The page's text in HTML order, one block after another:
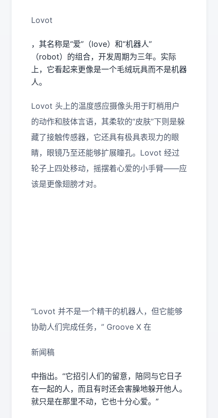
Lovot
，其名称是“爱”（love）和“机器人”
（robot）的组合，开发周期为三年。实际
上，它看起来更像是一个毛绒玩具而不是机器
人。
Lovot 头上的温度感应摄像头用于盯梢用户
的动作和肢体言语，其柔软的“皮肤”下则是躲
藏了接触传感器，它还具有极具表现力的眼
睛，眼镜乃至还能够扩展瞳孔。Lovot 经过
轮子上四处移动，摇摆着心爱的小手臂——应
该是更像翅膀才对。
“Lovot 并不是一个精干的机器人，但它能够
协助人们完成任务，” Groove X 在
新闻稿
中指出。“它招引人们的留意，陪同与它日子
在一起的人，而且有时还会害臊地躲开他人。
就只是在那里不动，它也十分心爱。”